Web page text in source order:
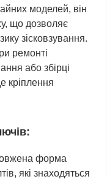
моделей, він
що дозволяє
зісковзування.
ремонті
або збірці
кріплення
форма
які знаходяться